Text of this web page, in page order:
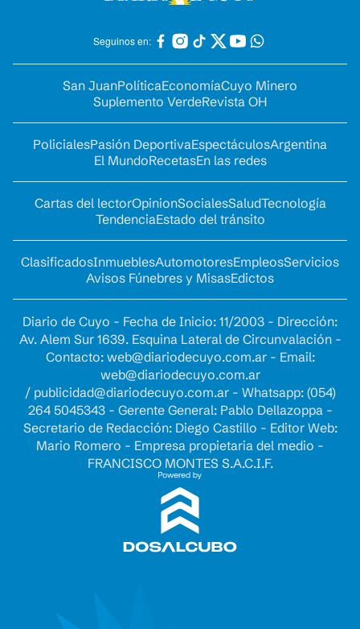
Seguinos en:
San JuanPolíticaEconomíaCuyo Minero
Suplemento VerdeRevista OH
PolicialesPasión DeportivaEspectáculosArgentina
El MundoRecetasEn las redes
Cartas del lectorOpinionSocialesSaludTecnología
TendenciaEstado del tránsito
ClasificadosInmueblesAutomotoresEmpleosServicios
Avisos Fúnebres y MisasEdictos
Diario de Cuyo - Fecha de Inicio: 11/2003 - Dirección:
Av. Alem Sur 1639. Esquina Lateral de Circunvalación -
Contacto: web@diariodecuyo.com.ar- Email:
web@diariodecuyo.com.ar
/ publicidad@diariodecuyo.com.ar- Whatsapp: (054)
264 5045343 - Gerente General: Pablo Dellazoppa -
Secretario de Redacción: Diego Castillo - Editor Web:
Mario Romero - Empresa propietaria del medio -
FRANCISCO MONTES S.A.C.I.F.